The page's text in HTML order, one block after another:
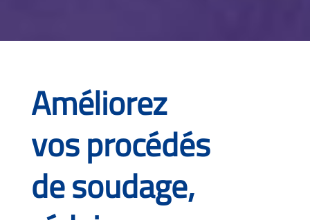
Améliorez
vos procédés
de soudage,